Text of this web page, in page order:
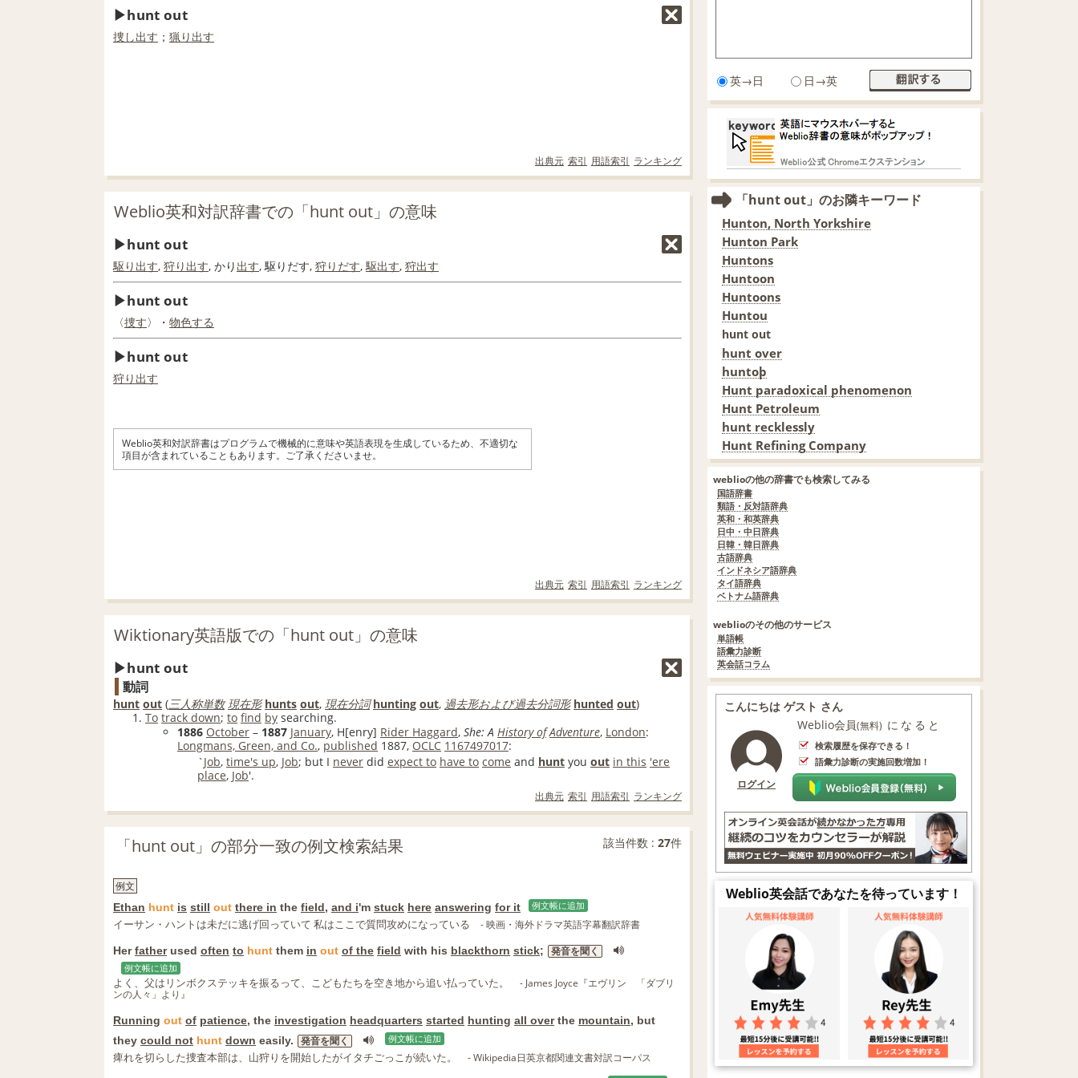
hunt out
捜し出す ； 猟り出す
出典元 索引 用語索引 ランキング
Weblio英和対訳辞書での「hunt out」の意味
hunt out
駆り出す, 狩り出す, かり 出す, 駆りだす, 狩りだす, 駆出す, 狩出す
hunt out
〈捜す〉・ 物色する
hunt out
狩り出す
Weblio英和対訳辞書はプログラムで機械的に意味や英語表現を生成しているため、不適切な
項目が含まれていることもあります。ご了承くださいませ。
出典元 索引 用語索引 ランキング
Wiktionary英語版での「hunt out」の意味
hunt out
動詞
hunt out (三人称単数 現在形 hunts out, 現在分詞 hunting out, 過去形および過去分詞形 hunted out)
To track down; to find by searching.
1886 October – 1887 January, H[enry] Rider Haggard, She: A History of Adventure, London:
Longmans, Green, and Co., published 1887, OCLC 1167497017:
`Job, time's up, Job; but I never did expect to have to come and hunt you out in this 'ere
place, Job'.
出典元 索引 用語索引 ランキング
「hunt out」の部分一致の例文検索結果 該当件数 : 27件
例文
Ethan hunt is still out there in the field, and i'm stuck here answering for it 例文帳に追加
イーサン・ハントは未だに逃げ回っていて 私はここで質問攻めになっている - 映画・海外ドラマ英語字幕翻訳辞書
Herfatherused often to hunt them in out of the field with his blackthorn stick; 発音を聞く
例文帳に追加
よく、父はリンボクステッキを振るって、こどもたちを空き地から追い払っていた。
- James Joyce『エヴリン 「ダブリ
ンの人々」より』
Running out of patience, the investigation headquarters started hunting all overthe mountain, but
they could not hunt down easily. 発音を聞く 例文帳に追加
痺れを切らした捜査本部は、山狩りを開始したがイタチごっこが続いた。 - Wikipedia日英京都関連文書対訳コーパス
英→日 日→英
「hunt out」のお隣キーワード
Hunton, North Yorkshire
Hunton Park
Huntons
Huntoon
Huntoons
Huntou
hunt out
hunt over
huntoþ
Hunt paradoxical phenomenon
Hunt Petroleum
hunt recklessly
Hunt Refining Company
weblioの他の辞書でも検索してみる
国語辞書
類語・反対語辞典
英和・和英辞典
日中・中日辞典
日韓・韓日辞典
古語辞典
インドネシア語辞典
タイ語辞典
ベトナム語辞典
weblioのその他のサービス
単語帳
語彙力診断
英会話コラム
こんにちは ゲスト さん
ログイン
Weblio会員(無料) になると
検索履歴を保存できる！
語彙力診断の実施回数増加！
Weblio英会話であなたを待っています！